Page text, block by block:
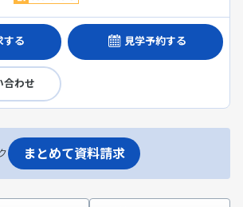
する 見学予約する
合わせ
まとめて資料請求